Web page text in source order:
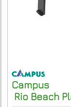
Campus
Rio Beach